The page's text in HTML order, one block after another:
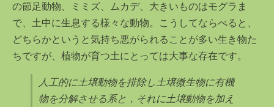
の節足動物、ミミズ、ムカデ、大きいものはモグラま
で、土中に生息する様々な動物。こうしてならべると、
どちらかというと気持ち悪がられることが多い生き物た
ちですが、植物が育つ土にとっては大事な存在です。
人工的に土壌動物を排除し土壌微生物に有機
物を分解させる系と，それに土壌動物を加え